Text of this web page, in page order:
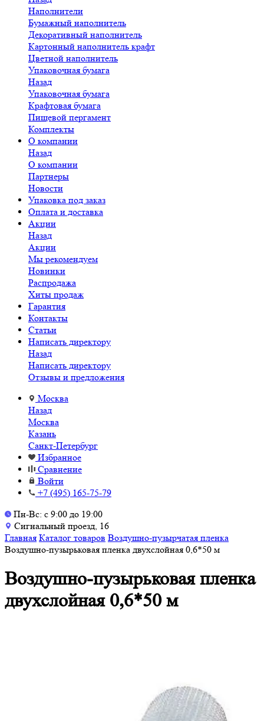
Наполнители
Бумажный наполнитель
Декоративный наполнитель
Картонный наполнитель крафт
Цветной наполнитель
Упаковочная бумага
Назад
Упаковочная бумага
Крафтовая бумага
Пищевой пергамент
Комплекты
О компании
Назад
О компании
Партнеры
Новости
Упаковка под заказ
Оплата и доставка
Акции
Назад
Акции
Мы рекомендуем
Новинки
Распродажа
Хиты продаж
Гарантия
Контакты
Статьи
Написать директору
Назад
Написать директору
Отзывы и предложения
Москва
Назад
Москва
Казань
Санкт-Петербург
Избранное
Сравнение
Войти
+7 (495) 165-75-79
Пн-Вс: с 9:00 до 19:00
Сигнальный проезд, 16
Главная Каталог товаров Воздушно-пузырчатая пленка
Воздушно-пузырьковая пленка двухслойная 0,6*50 м
Воздушно-пузырьковая пленка
двухслойная 0,6*50 м